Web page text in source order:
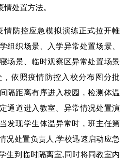
处置方法。
情防控应急模拟演练正式拉开帷
组织场景、入学异常处置场景、
场景、临时观察区异常处置场景
依照疫情防控入校分布图分批
隔距离有序进入校园，检测体温
通道进入教室。异常情况处置演
发现学生体温异常时，班主任第
况处置负责人,学校迅速启动应急
生到临时隔离室,同时将同教室内